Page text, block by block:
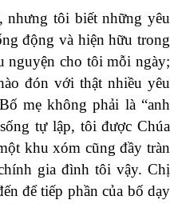
nhưng tôi biết những yêu
động và hiện hữu trong
nguyện cho tôi mỗi ngày;
đón với thật nhiều yêu
mẹ không phải là “anh
tự lập, tôi được Chúa
khu xóm cũng đầy tràn
gia đình tôi vậy. Chị
để tiếp phần của bố dạy